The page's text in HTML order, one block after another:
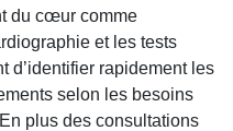
du cœur comme
et les tests
d’identifier rapidement les
selon les besoins
plus des consultations